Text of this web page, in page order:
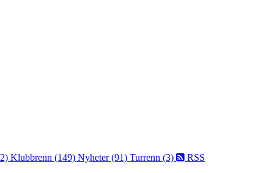
Klubbrenn (149) Nyheter (91) Turrenn (3) RSS